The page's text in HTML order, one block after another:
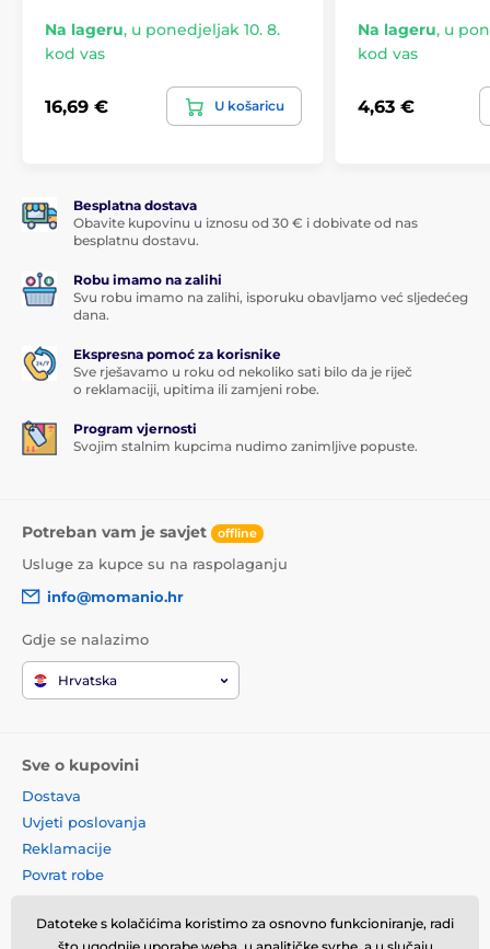
Na lageru, u ponedjeljak 10. 8.
kod vas
16,69 € U košaricu
Na lageru, u
kod vas
4,63 €
Besplatna dostava
Obavite kupovinu u iznosu od 30 € i dobivate od nas
besplatnu dostavu.
Robu imamo na zalihi
Svu robu imamo na zalihi, isporuku obavljamo već sljedećeg
dana.
Ekspresna pomoć za korisnike
Sve rješavamo u roku od nekoliko sati bilo da je riječ
o reklamaciji, upitima ili zamjeni robe.
Program vjernosti
Svojim stalnim kupcima nudimo zanimljive popuste.
Potreban vam je savjet offline
Usluge za kupce su na raspolaganju
info@momanio.hr
Gdje se nalazimo
Hrvatska
Sve o kupovini
Dostava
Uvjeti poslovanja
Reklamacije
Povrat robe
Načela o korištenju kolačića
Datoteke s kolačićima koristimo za osnovno funkcioniranje, radi